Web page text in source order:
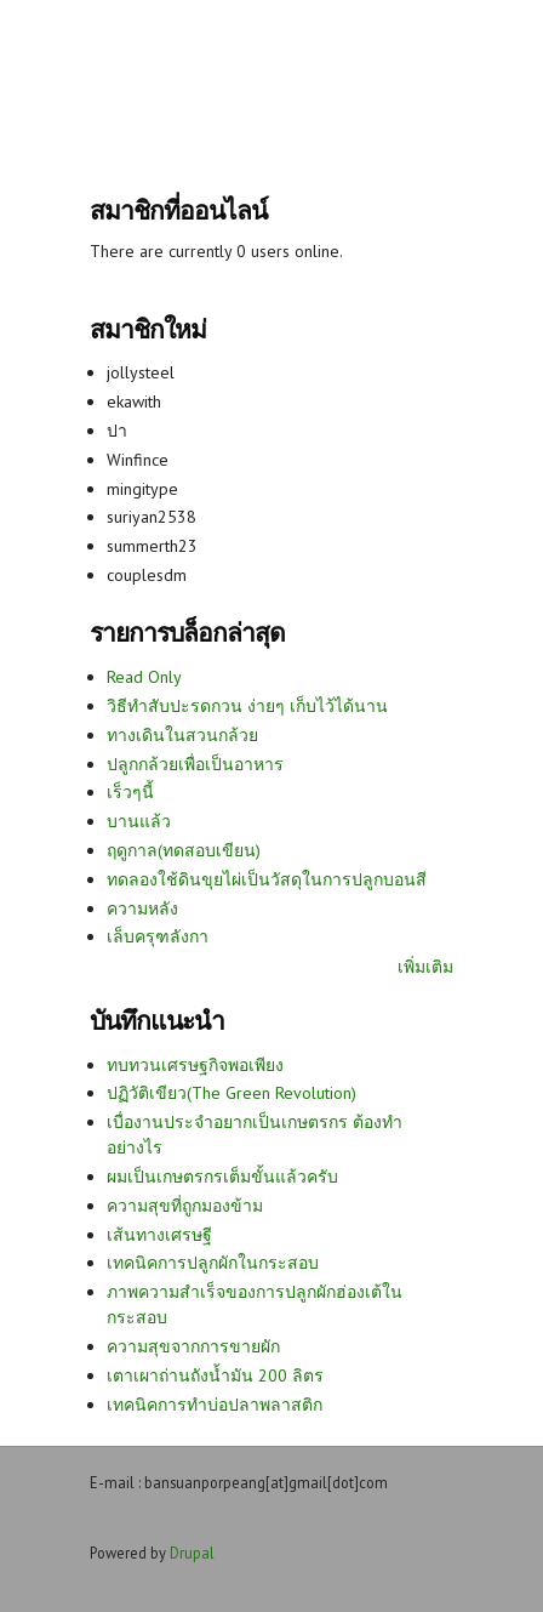
สมาชิกที่ออนไลน์
There are currently 0 users online.
สมาชิกใหม่
jollysteel
ekawith
ปา
Winfince
mingitype
suriyan2538
summerth23
couplesdm
รายการบล็อกล่าสุด
Read Only
วิธีทำสับปะรดกวน ง่ายๆ เก็บไว้ได้นาน
ทางเดินในสวนกล้วย
ปลูกกล้วยเพื่อเป็นอาหาร
เร็วๆนี้
บานแล้ว
ฤดูกาล(ทดสอบเขียน)
ทดลองใช้ดินขุยไผ่เป็นวัสดุในการปลูกบอนสี
ความหลัง
เล็บครุฑลังกา
เพิ่มเติม
บันทึกแนะนำ
ทบทวนเศรษฐกิจพอเพียง
ปฏิวัติเขียว(The Green Revolution)
เบื่องานประจำอยากเป็นเกษตรกร ต้องทำ
อย่างไร
ผมเป็นเกษตรกรเต็มขั้นแล้วครับ
ความสุขที่ถูกมองข้าม
เส้นทางเศรษฐี
เทคนิคการปลูกผักในกระสอบ
ภาพความสำเร็จของการปลูกผักฮ่องเต้ใน
กระสอบ
ความสุขจากการขายผัก
เตาเผาถ่านถังน้ำมัน 200 ลิตร
เทคนิคการทำบ่อปลาพลาสติก
E-mail : bansuanporpeang[at]gmail[dot]com
Powered by Drupal